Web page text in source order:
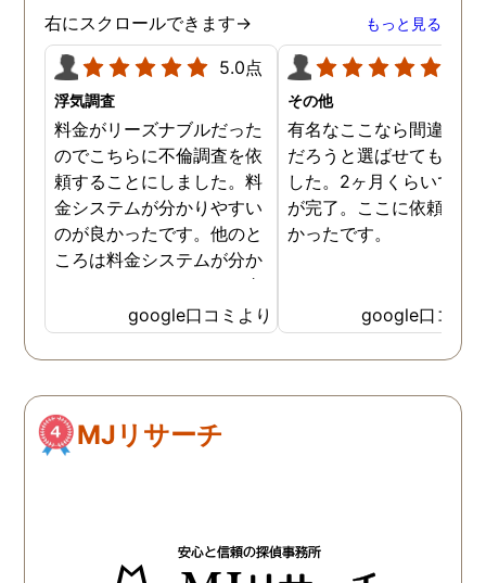
右にスクロールできます→ もっと見る
5.0点
浮気調査
料金がリーズナブルだった
のでこちらに不倫調査を依
頼することにしました。料
金システムが分かりやすい
のが良かったです。他のと
ころは料金システムが分か
りづらくて、どれだけお金
がかかるか分からず不安だ
ったので、こちらで安心し
ました。 ありがとうござい
google口コミより
その他
有名なここなら間違いな
だろうと選ばせてもらい
した。2ヶ月くらいで調
が完了。ここに依頼して
かったです。
google口コミ
MJリサーチ